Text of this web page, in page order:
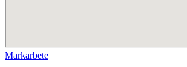
Markarbete